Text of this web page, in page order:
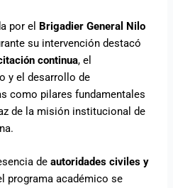
por el Brigadier General Nilo
su intervención destacó
continua, el
y el desarrollo de
como pilares fundamentales
de la misión institucional de
deautoridades civiles y
programa académico se